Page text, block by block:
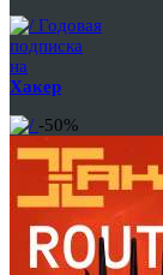
Годовая
подписка
на
Хакер
-50%